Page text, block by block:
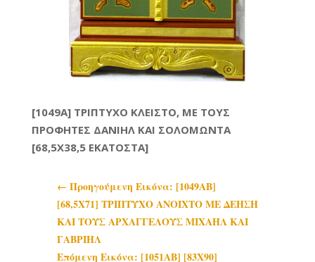
[1049A] ΤΡΙΠΤΥΧΟ ΚΛΕΙΣΤΟ, ΜΕ ΤΟΥΣ
ΠΡΟΦΗΤΕΣ ΔΑΝΙΗΛ ΚΑΙ ΣΟΛΟΜΩΝΤΑ
[68,5X38,5 ΕΚΑΤΟΣΤΑ]
← Προηγoύμενη Εικόνα: [1049AB]
[68,5Χ71] ΤΡΙΠΤΥΧΟ ΑΝΟΙΧΤΟ ΜΕ ΔΕΗΣΗ
ΚΑΙ ΤΟΥΣ ΑΡΧΑΓΓΕΛΟΥΣ ΜΙΧΑΗΛ ΚΑΙ
ΓΑΒΡΙΗΛ
Επόμενη Εικόνα: [1051AB] [83Χ90]